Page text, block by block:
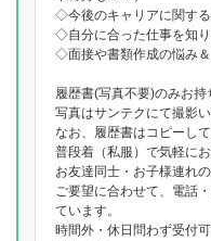
◇今後のキャリアに関す
◇自分に合った仕事を知
◇面接や書類作成の悩み
履歴書(写真不要)のみお持
写真はサンテクにて撮影い
なお、履歴書はコピーして
普段着（私服）で気軽にお
お友達同士・お子様連れ
ご要望に合わせて、電話
ています。
時間外・休日問わず受付